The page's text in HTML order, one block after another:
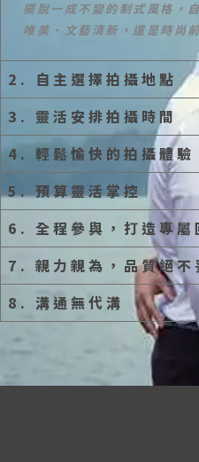
擺脫一成不變的制式風格，
唯美、文藝清新，還是時尚
2. 自主選擇拍攝地點
3. 靈活安排拍攝時間
4. 輕鬆愉快的拍攝體驗
5. 預算靈活掌控
6. 全程參與，打造專屬
7. 親力親為，品質絕不
8. 溝通無代溝